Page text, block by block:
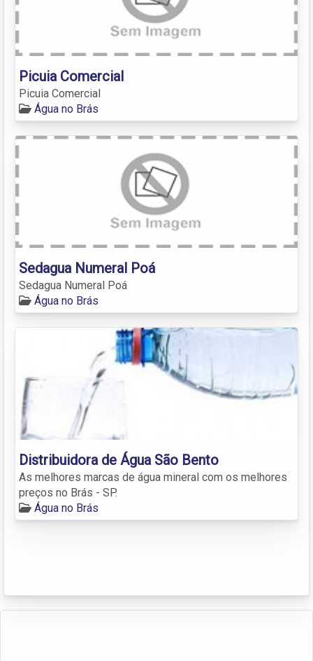
Picuia Comercial
Picuia Comercial
Água no Brás
Sedagua Numeral Poá
Sedagua Numeral Poá
Água no Brás
Distribuidora de Água São Bento
As melhores marcas de água mineral com os melhores
preços no Brás - SP.
Água no Brás